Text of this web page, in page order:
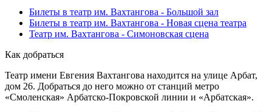
Билеты в театр им. Вахтангова - Большой зал
Билеты в театр им. Вахтангова - Новая сцена театра
Театр им. Вахтангова - Симоновская сцена
Как добраться
Театр имени Евгения Вахтангова находится на улице Арбат,
дом 26. Добраться до него можно от станций метро
«Смоленская» Арбатско-Покровской линии и «Арбатская».